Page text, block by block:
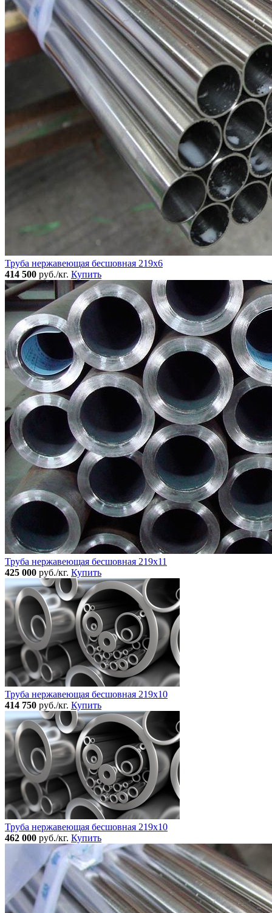
Труба нержавеющая бесшовная 219x6
414 500 руб./кг. Купить
Труба нержавеющая бесшовная 219x11
425 000 руб./кг. Купить
Труба нержавеющая бесшовная 219x10
414 750 руб./кг. Купить
Труба нержавеющая бесшовная 219x10
462 000 руб./кг. Купить